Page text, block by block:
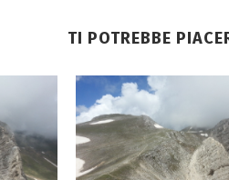
TI POTREBBE